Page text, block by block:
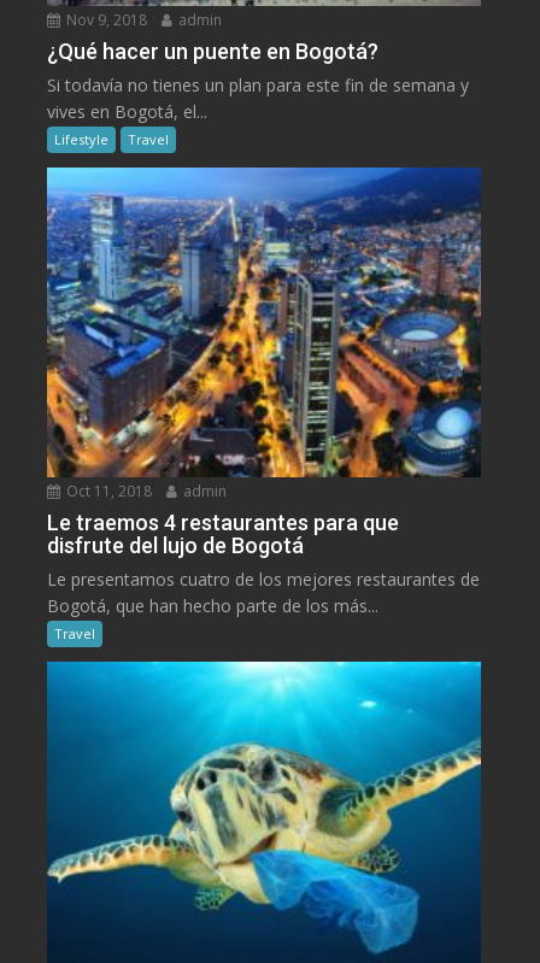
Nov 9, 2018 admin
¿Qué hacer un puente en Bogotá?
Si todavía no tienes un plan para este fin de semana y
vives en Bogotá, el...
Lifestyle Travel
Oct 11, 2018 admin
Le traemos 4 restaurantes para que
disfrute del lujo de Bogotá
Le presentamos cuatro de los mejores restaurantes de
Bogotá, que han hecho parte de los más...
Travel